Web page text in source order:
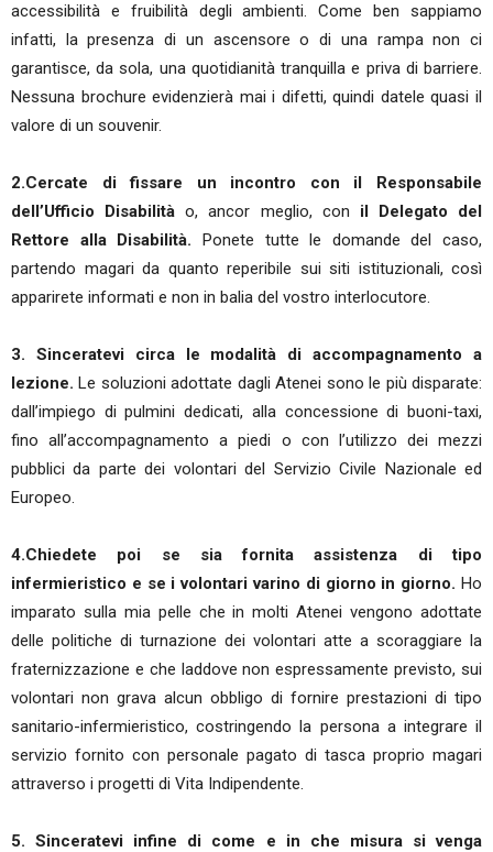
accessibilità e fruibilità degli ambienti. Come ben sappiamo
infatti, la presenza di un ascensore o di una rampa non ci
garantisce, da sola, una quotidianità tranquilla e priva di barriere.
Nessuna brochure evidenzierà mai i difetti, quindi datele quasi il
valore di un souvenir.
2.Cercate di fissare un incontro con il Responsabile
dell’Ufficio Disabilità o, ancor meglio, con il Delegato del
Rettore alla Disabilità. Ponete tutte le domande del caso,
partendo magari da quanto reperibile sui siti istituzionali, così
apparirete informati e non in balia del vostro interlocutore.
3. Sinceratevi circa le modalità di accompagnamento a
lezione. Le soluzioni adottate dagli Atenei sono le più disparate:
dall’impiego di pulmini dedicati, alla concessione di buoni-taxi,
fino all’accompagnamento a piedi o con l’utilizzo dei mezzi
pubblici da parte dei volontari del Servizio Civile Nazionale ed
Europeo.
4.Chiedete poi se sia fornita assistenza di tipo
infermieristico e se i volontari varino di giorno in giorno. Ho
imparato sulla mia pelle che in molti Atenei vengono adottate
delle politiche di turnazione dei volontari atte a scoraggiare la
fraternizzazione e che laddove non espressamente previsto, sui
volontari non grava alcun obbligo di fornire prestazioni di tipo
sanitario-infermieristico, costringendo la persona a integrare il
servizio fornito con personale pagato di tasca proprio magari
attraverso i progetti di Vita Indipendente.
5. Sinceratevi infine di come e in che misura si venga